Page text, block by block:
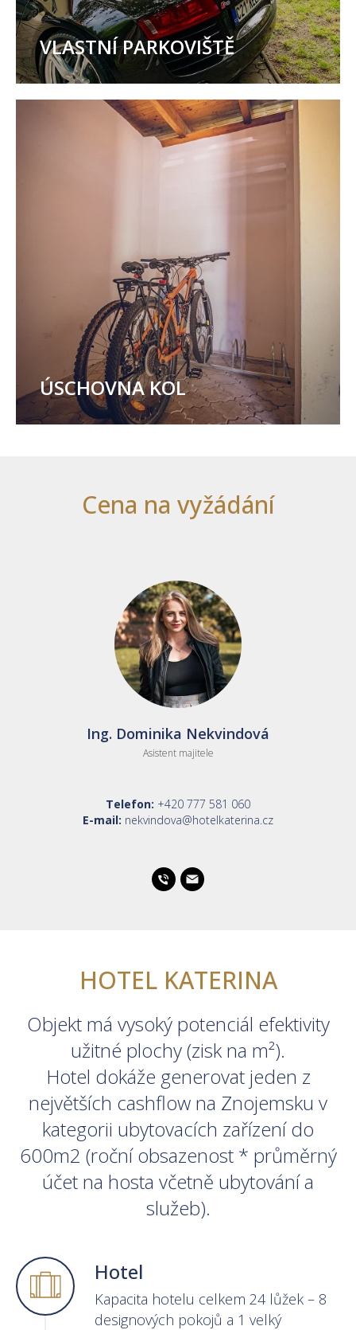
VLASTNÍ PARKOVIŠTĚ
ÚSCHOVNA KOL
Cena na vyžádání
Ing. Dominika Nekvindová
Asistent majitele
Telefon: +420 777 581 060
E-mail: nekvindova@hotelkaterina.cz
HOTEL KATERINA
Objekt má vysoký potenciál efektivity
užitné plochy (zisk na m²).
Hotel dokáže generovat jeden z
největších cashflow na Znojemsku v
kategorii ubytovacích zařízení do
600m2 (roční obsazenost * průměrný
účet na hosta včetně ubytování a
služeb).
Hotel
Kapacita hotelu celkem 24 lůžek – 8
designových pokojů a 1 velký